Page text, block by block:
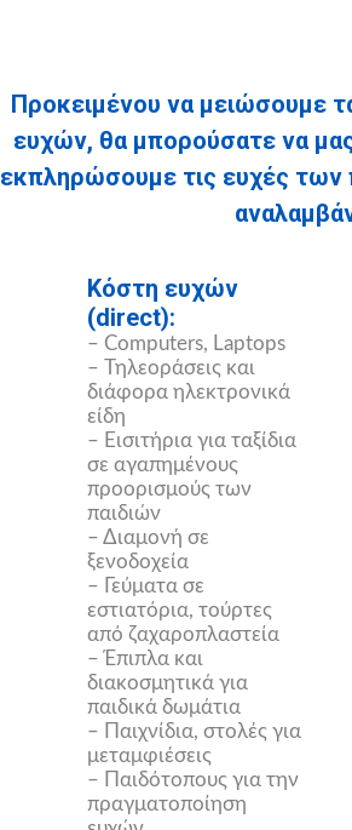
Προκειμένου να μειώσουμε
ευχών, θα μπορούσατε να
εκπληρώσουμε τις ευχές των
Κόστη ευχών
(direct):
– Computers, Laptops
– Τηλεοράσεις και
διάφορα ηλεκτρονικά
είδη
– Εισιτήρια για ταξίδια
σε αγαπημένους
προορισμούς των
παιδιών
– Διαμονή σε
ξενοδοχεία
– Γεύματα σε
εστιατόρια, τούρτες
από ζαχαροπλαστεία
– Έπιπλα και
διακοσμητικά για
παιδικά δωμάτια
– Παιχνίδια, στολές για
μεταμφιέσεις
– Παιδότοπους για την
πραγματοποίηση